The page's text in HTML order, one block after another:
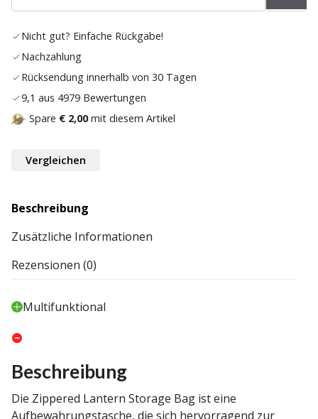
Nicht gut? Einfache Rückgabe!
Nachzahlung
Rücksendung innerhalb von 30 Tagen
9,1 aus 4979 Bewertungen
Spare € 2,00mit diesem Artikel
Vergleichen
Beschreibung
Zusätzliche Informationen
Rezensionen (0)
Multifunktional
Beschreibung
Die Zippered Lantern Storage Bag ist eine
Aufbewahrungstasche, die sich hervorragend zur